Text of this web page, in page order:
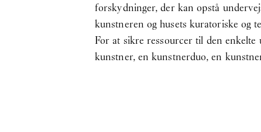
forskydninger, der kan opstå
kunstneren og husets kuratoriske og
For at sikre ressourcer til den
kunstner, en kunstnerduo, en